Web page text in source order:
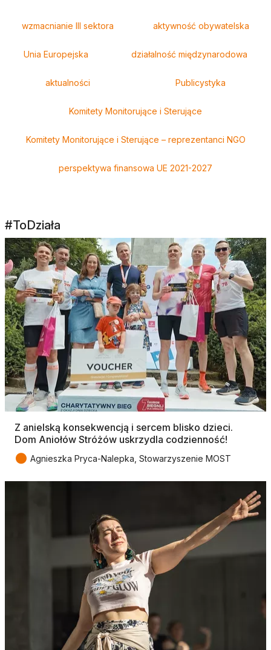
wzmacnianie III sektora aktywność obywatelska
Unia Europejska działalność międzynarodowa
aktualności Publicystyka
Komitety Monitorujące i Sterujące
Komitety Monitorujące i Sterujące – reprezentanci NGO
perspektywa finansowa UE 2021-2027
#ToDziała
Z anielską konsekwencją i sercem blisko dzieci.
Dom Aniołów Stróżów uskrzydla codzienność!
● Agnieszka Pryca-Nalepka, Stowarzyszenie MOST